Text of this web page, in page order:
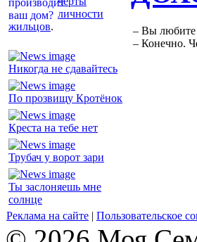
личности
жильцов.
Никогда не сдавайтесь
По прозвищу Кротёнок
Креста на тебе нет
Трубач у ворот зари
Ты заслоняешь мне
солнце
– Вы
– Конечно.
Реклама на сайте | Пользовательское